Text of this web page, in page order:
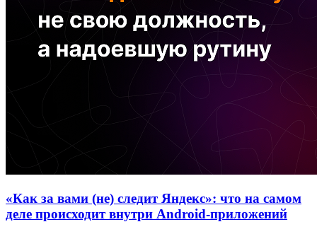
«Как за вами (не) следит Яндекс»: что на самом
деле происходит внутри Android-приложений